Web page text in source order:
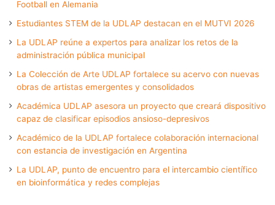
Football en Alemania
Estudiantes STEM de la UDLAP destacan en el MUTVI 2026
La UDLAP reúne a expertos para analizar los retos de la
administración pública municipal
La Colección de Arte UDLAP fortalece su acervo con nuevas
obras de artistas emergentes y consolidados
Académica UDLAP asesora un proyecto que creará dispositivo
capaz de clasificar episodios ansioso-depresivos
Académico de la UDLAP fortalece colaboración internacional
con estancia de investigación en Argentina
La UDLAP, punto de encuentro para el intercambio científico
en bioinformática y redes complejas